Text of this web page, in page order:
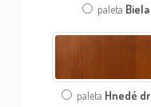
paleta Biela
paleta Hnedé